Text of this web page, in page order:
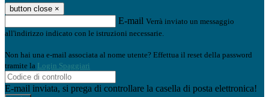
button close ×
E-mail Verrà inviato un messaggio
all'indirizzo indicato con le istruzioni necessarie.
Non hai una e-mail associata al nome utente? Effettua il reset della password
tramite la Login Spaggiari
E-mail inviata, si prega di controllare la casella di posta elettronica!